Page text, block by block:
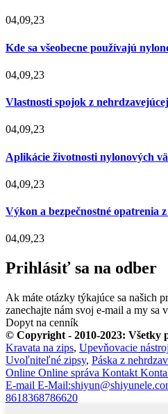
04,09,23
Kde sa všeobecne používajú
04,09,23
Vlastnosti spojok z
04,09,23
Aplikácie životnosti nylonových
04,09,23
Výkon a bezpečnostné opatrenia
04,09,23
Prihlásiť sa na odber
Ak máte otázky týkajúce sa našich
zanechajte nám svoj e-mail a my sa
Dopyt na cenník
© Copyright - 2010-2023: Všetky
Kravata na zips, Upevňovacie
Uvoľniteľné zipsy, Páska z
Online Online správa Kontakt
E-mail E-
8618368786620